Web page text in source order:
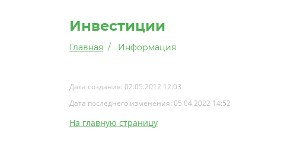
Инвестиции
Главная Информация
Дата создания: 02.05.2012 12:03
Дата последнего изменения: 05.04.2022 14:52
На главную страницу